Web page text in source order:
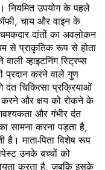
नियमित उपयोग के पहले
चाय और वाइन के
दांतों का अवलोकन
से प्राकृतिक रूप से होता
व्हाइटनिंग स्ट्रिप्स
करने वाले गुण
दंत चिकित्सा प्रक्रियाओं
और क्षय को रोकने के
और गंभीर दंत
सामना करना पड़ता है,
माता-पिता विशेष रूप
उनके बच्चों को
करता है, जबकि इसके